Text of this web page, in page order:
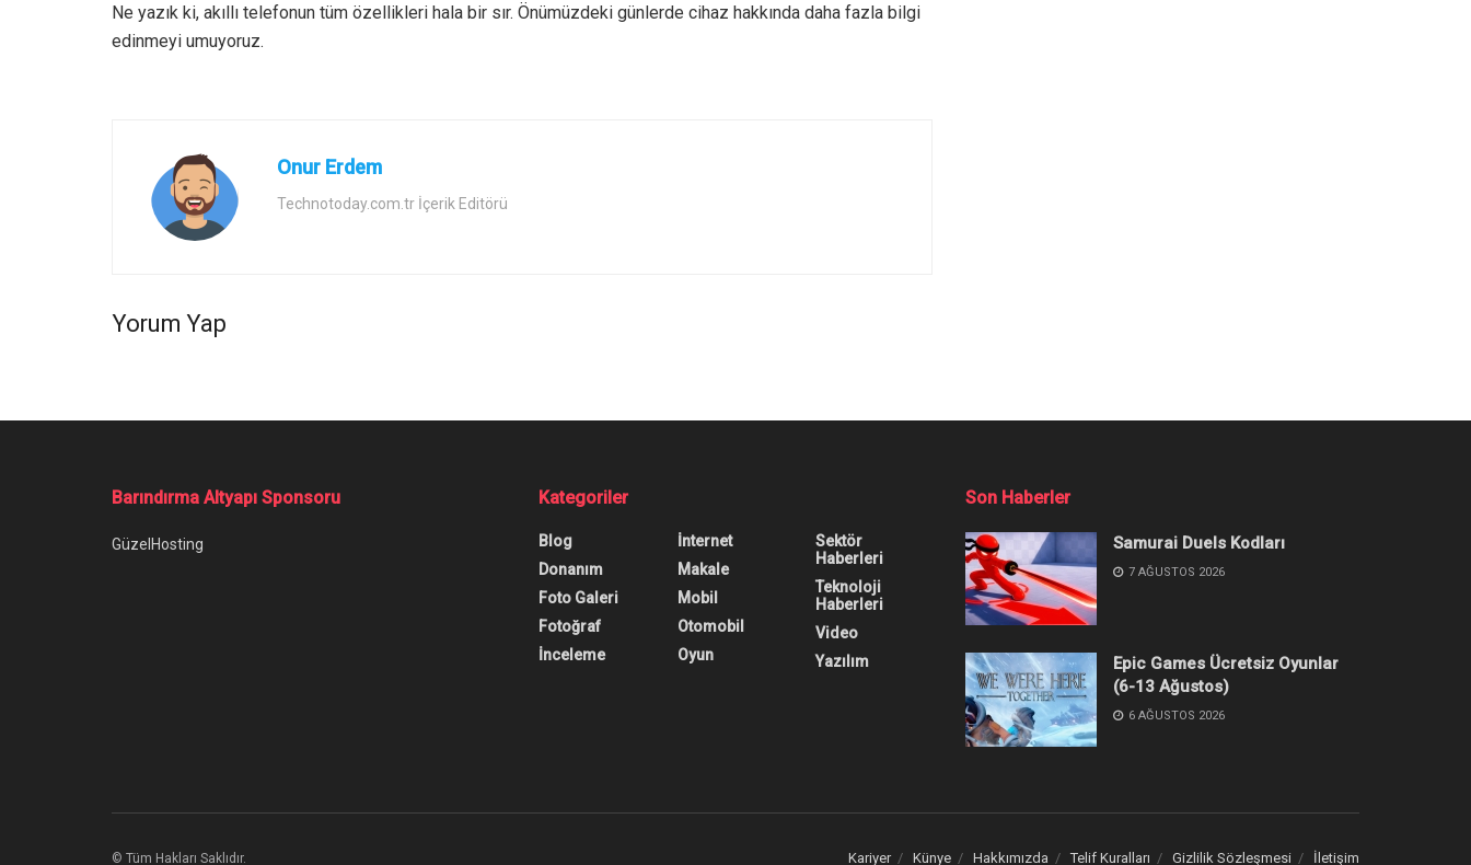
Ne yazık ki, akıllı telefonun tüm özellikleri hala bir sır. Önümüzdeki günlerde cihaz hakkında daha fazla bilgi
edinmeyi umuyoruz.
Onur Erdem
Technotoday.com.tr İçerik Editörü
Yorum Yap
Barındırma Altyapı Sponsoru
GüzelHosting
Kategoriler
Blog
Donanım
Foto Galeri
Fotoğraf
İnceleme
İnternet
Makale
Mobil
Otomobil
Oyun
Sektör
Haberleri
Teknoloji
Haberleri
Video
Yazılım
Son Haberler
Samurai Duels Kodları
7 AĞUSTOS 2026
Epic Games Ücretsiz Oyunlar
(6-13 Ağustos)
6 AĞUSTOS 2026
Kariyer Künye Hakkımızda Telif Kuralları Gizlilik Sözleşmesi İletişim
© Tüm Hakları Saklıdır.